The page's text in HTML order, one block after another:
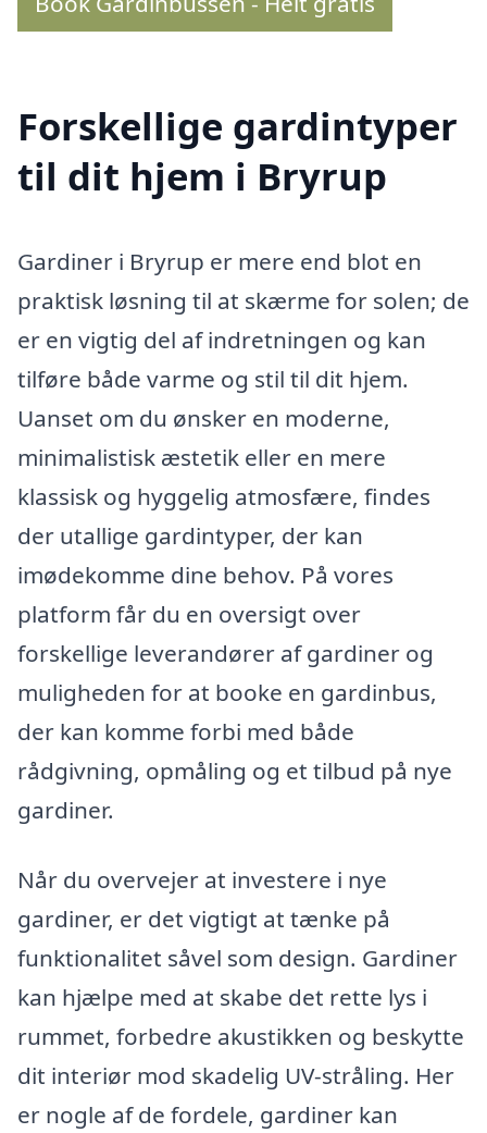
Forskellige gardintyper
til dit hjem i Bryrup
Gardiner i Bryrup er mere end blot en
praktisk løsning til at skærme for solen; de
er en vigtig del af indretningen og kan
tilføre både varme og stil til dit hjem.
Uanset om du ønsker en moderne,
minimalistisk æstetik eller en mere
klassisk og hyggelig atmosfære, findes
der utallige gardintyper, der kan
imødekomme dine behov. På vores
platform får du en oversigt over
forskellige leverandører af gardiner og
muligheden for at booke en gardinbus,
der kan komme forbi med både
rådgivning, opmåling og et tilbud på nye
gardiner.
Når du overvejer at investere i nye
gardiner, er det vigtigt at tænke på
funktionalitet såvel som design. Gardiner
kan hjælpe med at skabe det rette lys i
rummet, forbedre akustikken og beskytte
dit interiør mod skadelig UV-stråling. Her
er nogle af de fordele, gardiner kan